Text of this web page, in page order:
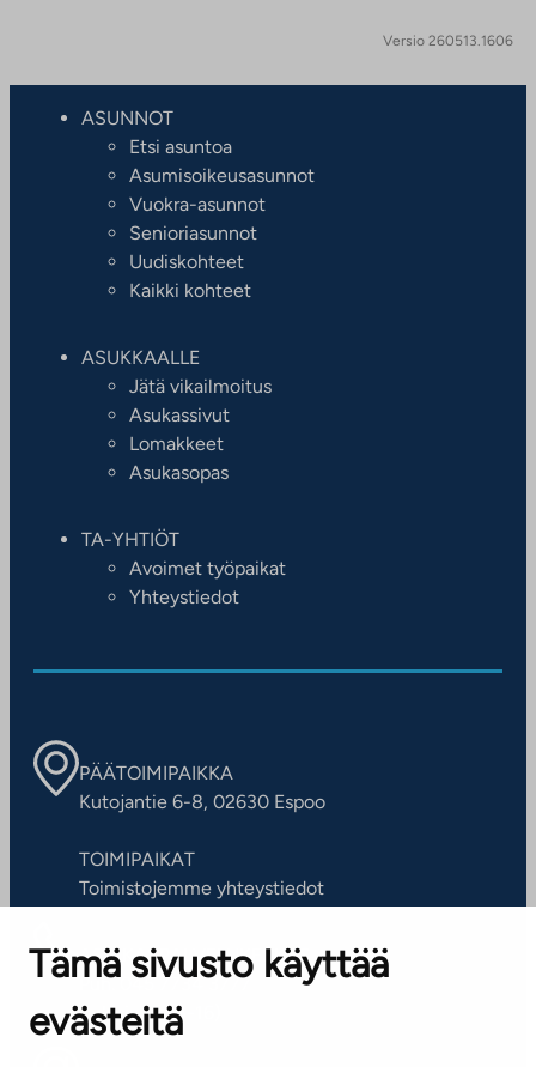
Tämä sivusto käyttää
evästeitä
Versio 260513.1606
ASUNNOT
Etsi asuntoa
Asumisoikeusasunnot
Vuokra-asunnot
Senioriasunnot
Uudiskohteet
Kaikki kohteet
ASUKKAALLE
Jätä vikailmoitus
Asukassivut
Lomakkeet
Asukasopas
TA-YHTIÖT
Avoimet työpaikat
Yhteystiedot
PÄÄTOIMIPAIKKA
Kutojantie 6-8, 02630 Espoo
TOIMIPAIKAT
Toimistojemme yhteystiedot
ASIAKASPALVELUKESKUS
Puh. 045 7734 3777
(arkisin klo 8-16)